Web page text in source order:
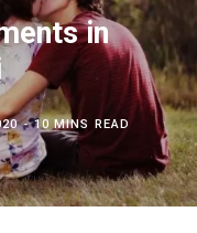
in
10 MINS READ